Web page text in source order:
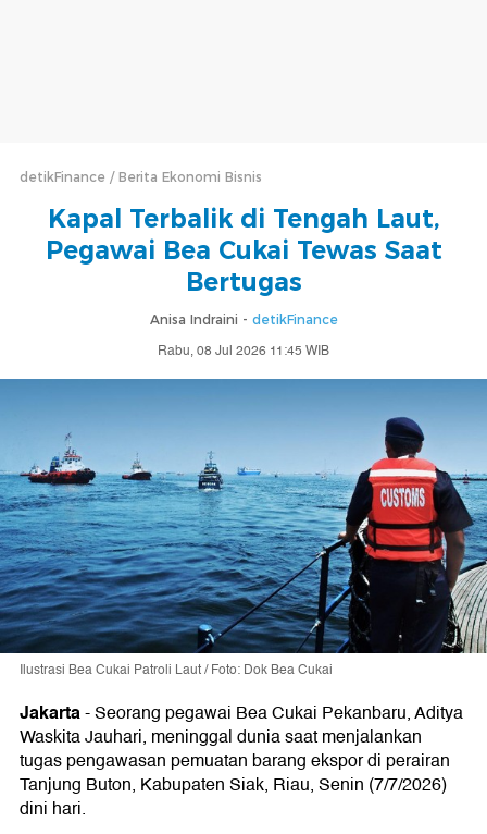
detikFinance Berita Ekonomi Bisnis
Kapal Terbalik di Tengah Laut,
Pegawai Bea Cukai Tewas Saat
Bertugas
Anisa Indraini - detikFinance
Rabu, 08 Jul 2026 11:45 WIB
Ilustrasi Bea Cukai Patroli Laut / Foto: Dok Bea Cukai
Jakarta-Seorang pegawai Bea Cukai Pekanbaru, Aditya
Waskita Jauhari, meninggal dunia saat menjalankan
tugas pengawasan pemuatan barang ekspor di perairan
Tanjung Buton, Kabupaten Siak, Riau, Senin (7/7/2026)
dini hari.